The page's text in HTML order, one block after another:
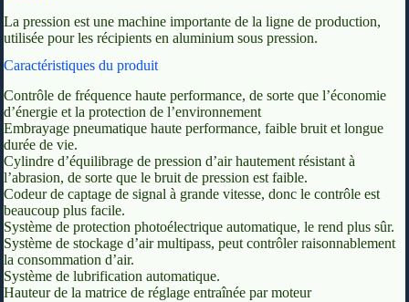
La pression est une machine importante de la ligne de production,
utilisée pour les récipients en aluminium sous pression.
Caractéristiques du produit
Contrôle de fréquence haute performance, de sorte que l’économie
d’énergie et la protection de l’environnement
Embrayage pneumatique haute performance, faible bruit et longue
durée de vie.
Cylindre d’équilibrage de pression d’air hautement résistant à
l’abrasion, de sorte que le bruit de pression est faible.
Codeur de captage de signal à grande vitesse, donc le contrôle est
beaucoup plus facile.
Système de protection photoélectrique automatique, le rend plus sûr.
Système de stockage d’air multipass, peut contrôler raisonnablement
la consommation d’air.
Système de lubrification automatique.
Hauteur de la matrice de réglage entraînée par moteur